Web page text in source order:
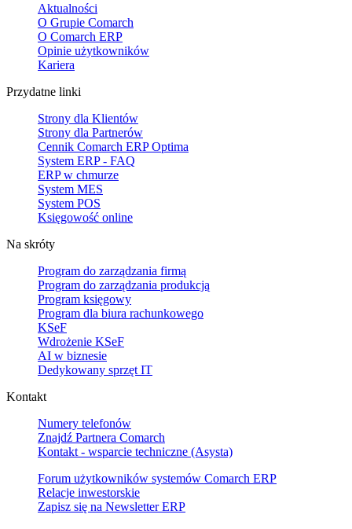
Aktualności
O Grupie Comarch
O Comarch ERP
Opinie użytkowników
Kariera
Przydatne linki
Strony dla Klientów
Strony dla Partnerów
Cennik Comarch ERP Optima
System ERP - FAQ
ERP w chmurze
System MES
System POS
Księgowość online
Na skróty
Program do zarządzania firmą
Program do zarządzania produkcją
Program księgowy
Program dla biura rachunkowego
KSeF
Wdrożenie KSeF
AI w biznesie
Dedykowany sprzęt IT
Kontakt
Numery telefonów
Znajdź Partnera Comarch
Kontakt - wsparcie techniczne (Asysta)
Forum użytkowników systemów Comarch ERP
Relacje inwestorskie
Zapisz się na Newsletter ERP